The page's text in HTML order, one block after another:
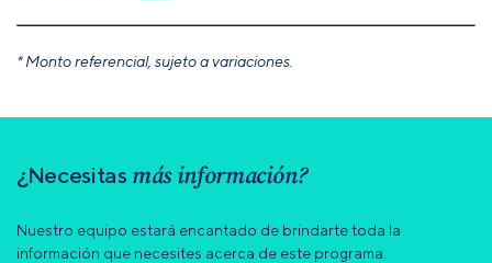
* Monto referencial, sujeto a variaciones.
¿Necesitas más información?
Nuestro equipo estará encantado de brindarte toda la
información que necesites acerca de este programa.